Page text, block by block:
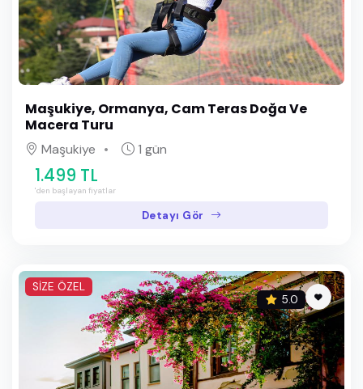
Maşukiye, Ormanya, Cam Teras Doğa Ve
Macera Turu
Maşukiye 1 gün
1.499 TL
'den başlayan fiyatlar
Detayı Gör
SİZE ÖZEL
5.0